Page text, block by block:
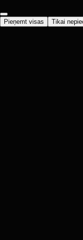
Pieņemt visas Tikai